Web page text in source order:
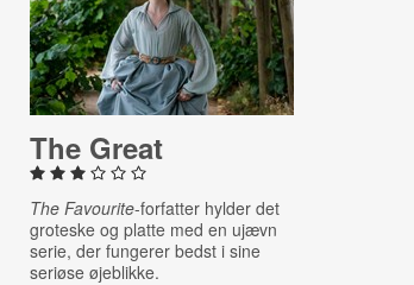
The Great
The Favourite-forfatter hylder det
groteske og platte med en ujævn
serie, der fungerer bedst i sine
seriøse øjeblikke.